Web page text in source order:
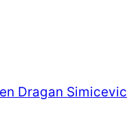
Dragan Simicevic